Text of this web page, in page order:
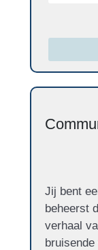
Jij bent
beheerst
verhaal